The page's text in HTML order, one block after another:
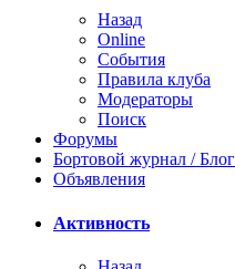
Назад
Online
События
Правила клуба
Модераторы
Поиск
Форумы
Бортовой журнал /
Объявления
Активность